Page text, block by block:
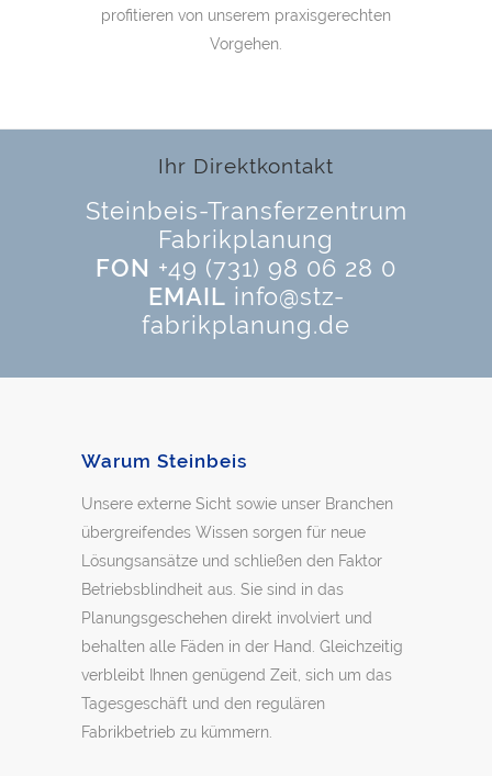
profitieren von unserem praxisgerechten
Vorgehen.
Ihr Direktkontakt
Steinbeis-Transferzentrum
Fabrikplanung
FON +49 (731) 98 06 28 0
EMAIL info@stz-
fabrikplanung.de
Warum Steinbeis
Unsere externe Sicht sowie unser Branchen
übergreifendes Wissen sorgen für neue
Lösungsansätze und schließen den Faktor
Betriebsblindheit aus. Sie sind in das
Planungsgeschehen direkt involviert und
behalten alle Fäden in der Hand. Gleichzeitig
verbleibt Ihnen genügend Zeit, sich um das
Tagesgeschäft und den regulären
Fabrikbetrieb zu kümmern.